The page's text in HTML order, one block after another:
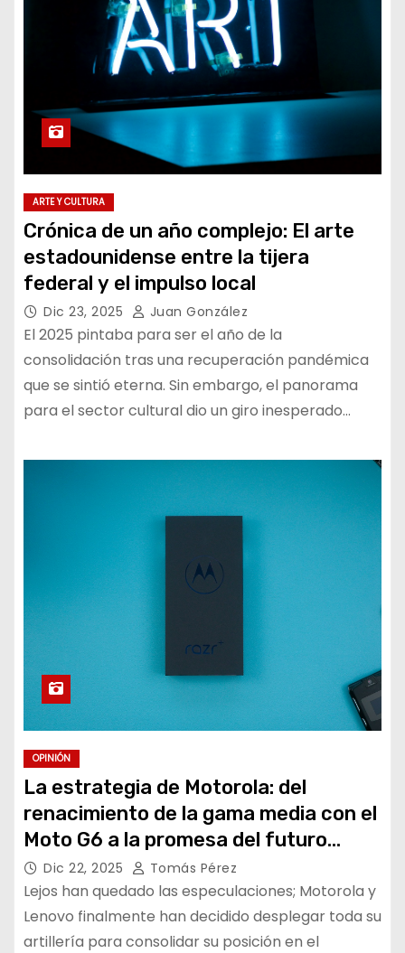
ARTE Y CULTURA
Crónica de un año complejo: El arte
estadounidense entre la tijera
federal y el impulso local
Dic 23, 2025 Juan González
El 2025 pintaba para ser el año de la
consolidación tras una recuperación pandémica
que se sintió eterna. Sin embargo, el panorama
para el sector cultural dio un giro inesperado…
OPINIÓN
La estrategia de Motorola: del
renacimiento de la gama media con el
Moto G6 a la promesa del futuro
buque insignia
Dic 22, 2025 Tomás Pérez
Lejos han quedado las especulaciones; Motorola y
Lenovo finalmente han decidido desplegar toda su
artillería para consolidar su posición en el